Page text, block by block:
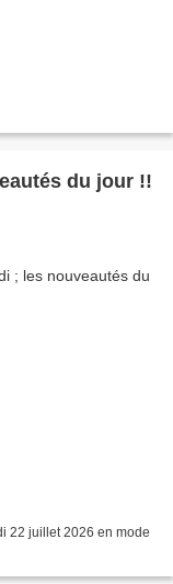
du jour !!
22 juillet 2026 en mode